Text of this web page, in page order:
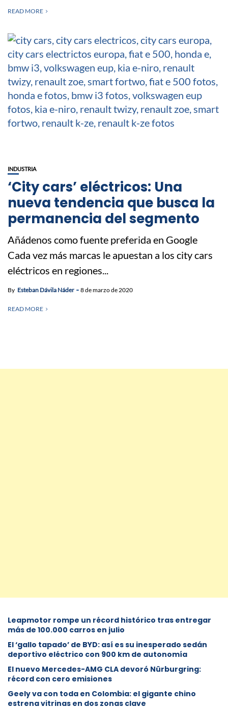
READ MORE
INDUSTRIA
‘City cars’ eléctricos: Una
nueva tendencia que busca la
permanencia del segmento
Añádenos como fuente preferida en Google
Cada vez más marcas le apuestan a los city cars
eléctricos en regiones...
By Esteban Dávila Náder 8 de marzo de 2020
READ MORE
Leapmotor rompe un récord histórico tras entregar
más de 100.000 carros en julio
El ‘gallo tapado’ de BYD: así es su inesperado sedán
deportivo eléctrico con 900 km de autonomía
El nuevo Mercedes-AMG CLA devoró Nürburgring:
récord con cero emisiones
Geely va con toda en Colombia: el gigante chino
estrena vitrinas en dos zonas clave